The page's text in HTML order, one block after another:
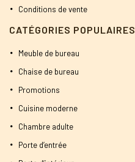
Conditions de vente
CATÉGORIES POPULAIRES
Meuble de bureau
Chaise de bureau
Promotions
Cuisine moderne
Chambre adulte
Porte d’entrée